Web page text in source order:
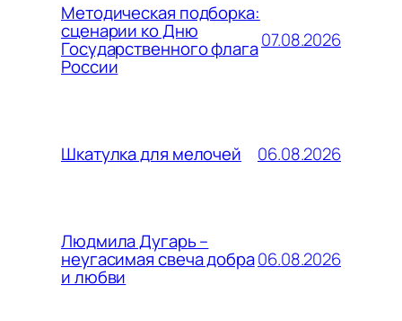
Методическая подборка:
сценарии ко Дню
Государственного флага
России
07.08.2026
Шкатулка для мелочей 06.08.2026
Людмила Дугарь –
неугасимая свеча добра
и любви
06.08.2026